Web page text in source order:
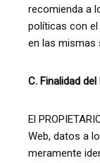
recomienda a
políticas con
en las mismas
C. Finalidad
El
Web, datos a
meramente